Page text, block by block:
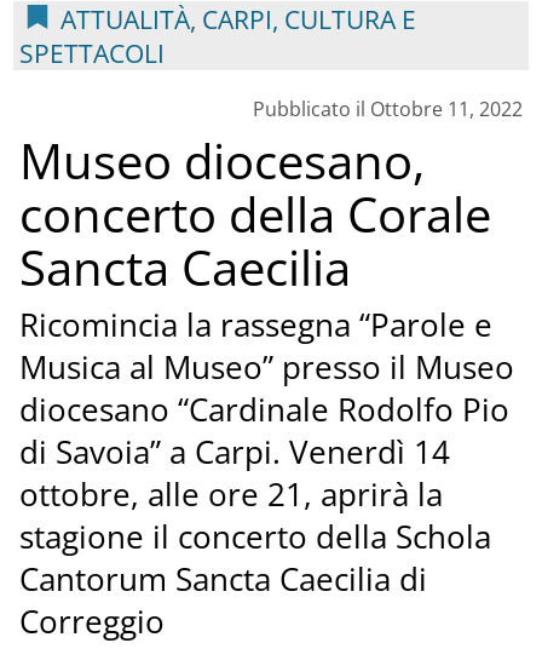
ATTUALITÀ, CARPI, CULTURA E
SPETTACOLI
Pubblicato il Ottobre 11, 2022
Museo diocesano,
concerto della Corale
Sancta Caecilia
Ricomincia la rassegna “Parole e
Musica al Museo” presso il Museo
diocesano “Cardinale Rodolfo Pio
di Savoia” a Carpi. Venerdì 14
ottobre, alle ore 21, aprirà la
stagione il concerto della Schola
Cantorum Sancta Caecilia di
Correggio